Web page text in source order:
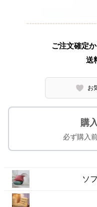
ご注文確定
送
お
購
必ず購入
ソ